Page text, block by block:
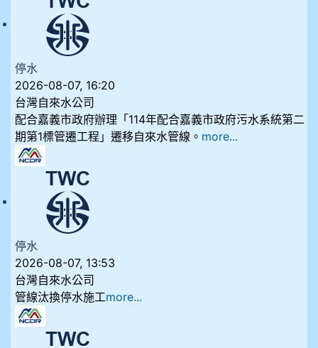
停水
2026-08-07, 16:20
台灣自來水公司
配合嘉義市政府辦理「114年配合嘉義市政府污水系統第二
期第1標管遷工程」遷移自來水管線。 more...
停水
2026-08-07, 13:53
台灣自來水公司
管線汰換停水施工more...